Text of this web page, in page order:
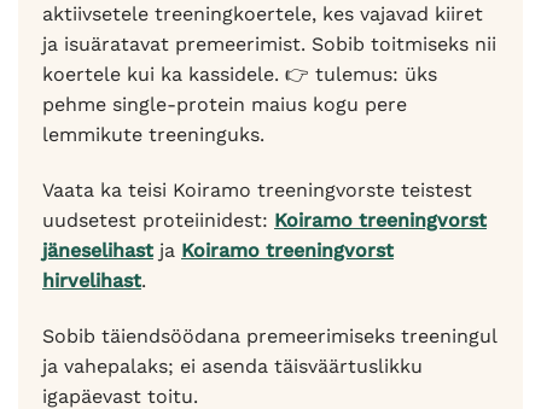
aktiivsetele treeningkoertele, kes vajavad kiiret
ja isuäratavat premeerimist. Sobib toitmiseks nii
koertele kui ka kassidele. 👉 tulemus: üks
pehme single-protein maius kogu pere
lemmikute treeninguks.
Vaata ka teisi Koiramo treeningvorste teistest
uudsetest proteiinidest: Koiramo treeningvorst
jäneselihast ja Koiramo treeningvorst
hirvelihast.
Sobib täiendsöödana premeerimiseks treeningul
ja vahepalaks; ei asenda täisväärtuslikku
igapäevast toitu.